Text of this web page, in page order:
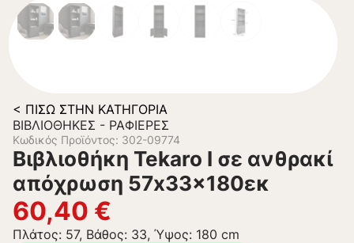
< ΠΊΣΩ ΣΤΗΝ ΚΑΤΗΓΟΡΊΑ
ΒΙΒΛΙΟΘΉΚΕΣ - ΡΑΦΙΈΡΕΣ
Κωδικός Προϊόντος: 302-09774
Βιβλιοθήκη Tekaro I σε ανθρακί
απόχρωση 57x33x180εκ
60,40 €
Πλάτος: 57, Βάθος: 33, Ύψος: 180 cm